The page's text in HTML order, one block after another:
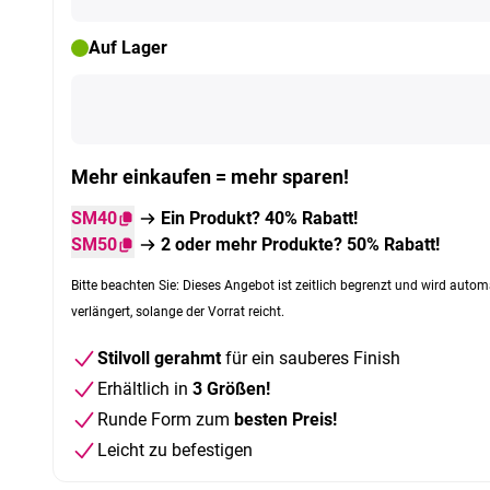
Auf Lager
Mehr einkaufen = mehr sparen!
SM40
Ein Produkt? 40% Rabatt!
SM50
2 oder mehr Produkte? 50% Rabatt!
Bitte beachten Sie: Dieses Angebot ist zeitlich begrenzt und wird
verlängert, solange der Vorrat reicht.
Stilvoll gerahmtfür ein sauberes Finish
Erhältlich in 3 Größen!
Runde Form zum besten Preis!
Leicht zu befestigen